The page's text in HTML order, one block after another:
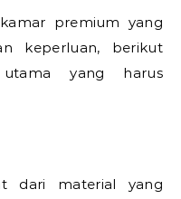
premium yang
keperluan, berikut
yang harus
dari material yang